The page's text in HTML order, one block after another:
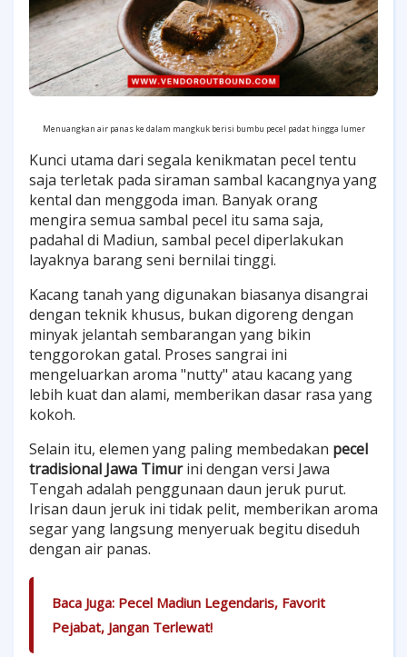
Menuangkan air panas ke dalam mangkuk berisi bumbu pecel padat hingga lumer
Kunci utama dari segala kenikmatan pecel tentu
saja terletak pada siraman sambal kacangnya yang
kental dan menggoda iman. Banyak orang
mengira semua sambal pecel itu sama saja,
padahal di Madiun, sambal pecel diperlakukan
layaknya barang seni bernilai tinggi.
Kacang tanah yang digunakan biasanya disangrai
dengan teknik khusus, bukan digoreng dengan
minyak jelantah sembarangan yang bikin
tenggorokan gatal. Proses sangrai ini
mengeluarkan aroma "nutty" atau kacang yang
lebih kuat dan alami, memberikan dasar rasa yang
kokoh.
Selain itu, elemen yang paling membedakan pecel
tradisional Jawa Timurini dengan versi Jawa
Tengah adalah penggunaan daun jeruk purut.
Irisan daun jeruk ini tidak pelit, memberikan aroma
segar yang langsung menyeruak begitu diseduh
dengan air panas.
Baca Juga: Pecel Madiun Legendaris, Favorit
Pejabat, Jangan Terlewat!